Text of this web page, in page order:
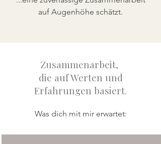
auf Augenhöhe schätzt.
Zusammenarbeit,
die auf Werten und
Erfahrungen basiert.
Was dich mit mir erwartet: